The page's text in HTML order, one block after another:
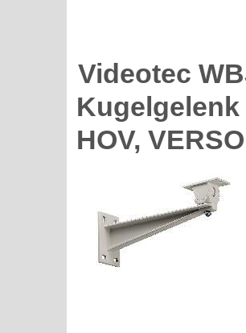
Videotec
Kugelgelenk
HOV, VERSO